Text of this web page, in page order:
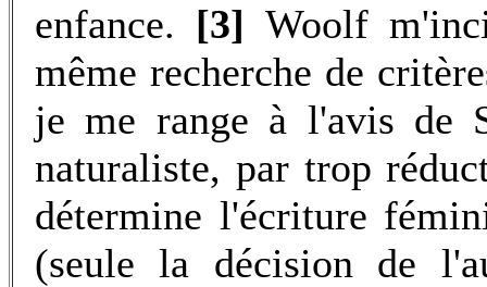
enfance. [3] Woolf
même recherche de
je me range à l'avis de
naturaliste, par trop
détermine l'écriture
(seule la décision de